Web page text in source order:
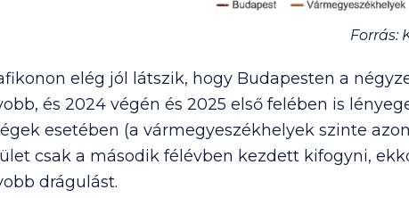
Forrás:
elég jól látszik, hogy Budapesten a
és 2024 végén és 2025 első felében is
esetében (a vármegyeszékhelyek szinte
csak a második félévben kezdett kifogyni,
drágulást.